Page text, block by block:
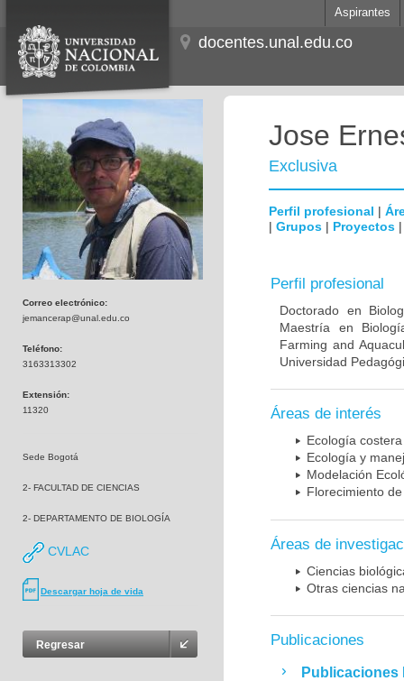
Aspirantes
docentes.unal.edu.co
Correo electrónico:
jemancerap@unal.edu.co
Teléfono:
3163313302
Extensión:
11320
Sede Bogotá
2- FACULTAD DE CIENCIAS
2- DEPARTAMENTO DE BIOLOGÍA
CVLAC
Descargar hoja de vida
Regresar
Jose
Exclusiva
Perfil profesional |
| Grupos | Proyectos
Perfil profesional
Doctorado en
Maestría en
Farming and
Universidad
Áreas de interés
Ecología costera
Ecología y
Modelación
Florecimiento
Áreas de
Ciencias
Otras ciencias
Publicaciones
Publicaciones